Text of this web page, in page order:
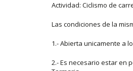
Actividad: Ciclismo de
Las condiciones de la
1.- Abierta unicamente a
2.- Es necesario estar en